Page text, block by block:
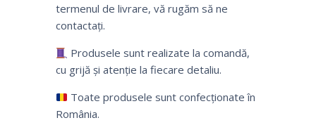
termenul de livrare, vă rugăm să ne
contactați.
Produsele sunt realizate la comandă,
cu grijă și atenție la fiecare detaliu.
Toate produsele sunt confecționate în
România.